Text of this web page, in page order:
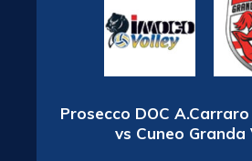
Prosecco DOC
vs Cuneo Granda